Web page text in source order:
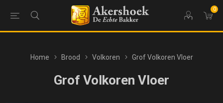
0
Home Brood Volkoren Grof Volkoren Vloer
Grof Volkoren Vloer